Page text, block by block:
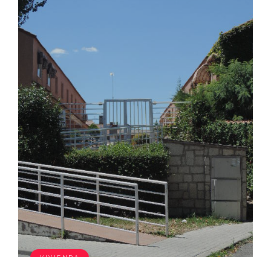
perperdicular a la calle cuartes, en interior de
treinta metros. ocupa un superficie
construida , aproximada, incluyendo zonas
comunes, de ciento cinco metros cincuenta
decímetros cuadrados y una superficie útil
de ochenta y dos metros sesenta y tres
decímetros cuadrados. está distribuída en
varios compartimentos y servicios. tiene
como anejo inseparable la plaza de garaje
señalada con el número seis, con una
superficie de doce metros cuarenta y nueve
decímetros cuadrados, situada en la planta
sótano. linda, mirando desde el patio del
edificio: al frente, con dicho patio; a la
izquierda entrando, con la vivienda letra c de